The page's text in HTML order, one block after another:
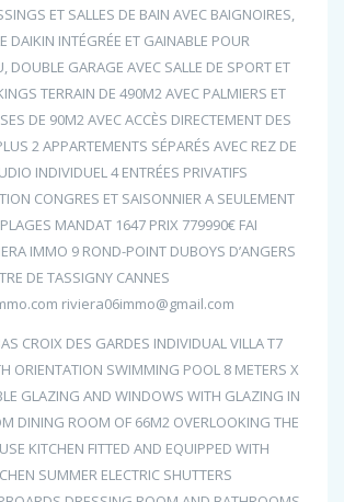
ET SALLES DE BAIN AVEC BAIGNOIRES,
DAIKIN INTÉGRÉE ET GAINABLE POUR
DOUBLE GARAGE AVEC SALLE DE SPORT ET
TERRAIN DE 490M2 AVEC PALMIERS ET
DE 90M2 AVEC ACCÈS DIRECTEMENT DES
2 APPARTEMENTS SÉPARÉS AVEC REZ DE
INDIVIDUEL 4 ENTRÉES PRIVATIFS
CONGRES ET SAISONNIER A SEULEMENT
MANDAT 1647 PRIX 779990€ FAI
IMMO 9 ROND-POINT DUBOYS D’ANGERS
DE TASSIGNY CANNES
riviera06immo@gmail.com
CROIX DES GARDES INDIVIDUAL VILLA T7
ORIENTATION SWIMMING POOL 8 METERS X
GLAZING AND WINDOWS WITH GLAZING IN
DINING ROOM OF 66M2 OVERLOOKING THE
KITCHEN FITTED AND EQUIPPED WITH
SUMMER ELECTRIC SHUTTERS